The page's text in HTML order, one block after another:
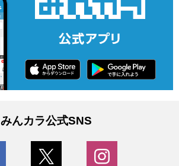
みんカラ公式SNS